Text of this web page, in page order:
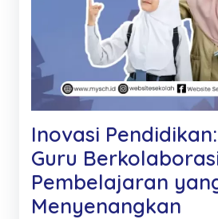
Inovasi
Guru
Pembelajaran
Menyenangkan